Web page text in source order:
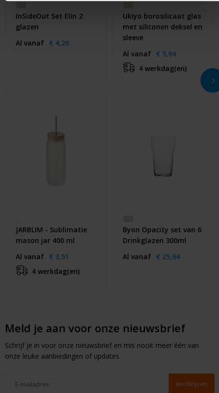
InSideOut Set Elin 2
glazen
Al vanaf € 4,26
Ukiyo borosilicaat glas
met siliconen deksel en
sleeve
Al vanaf € 5,94
4 werkdag(en)
JARBLIM - Sublimatie
mason jar 400 ml
Al vanaf € 3,51
4 werkdag(en)
Byon Opacity set van 6
Drinkglazen 300ml
Al vanaf € 25,64
Meld je aan voor onze nieuwsbrief
Schrijf je in voor onze nieuwsbrief en mis nooit meer één van
onze leuke aanbiedingen of updates.